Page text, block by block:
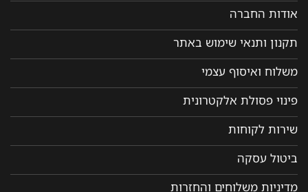
אודות החברה
תקנון ותנאי שימוש באתר
משלוח ואיסוף עצמי
פינוי פסולת אלקטרונית
שירות לקוחות
ביטול עסקה
מדיניות משלוחים והחזרות